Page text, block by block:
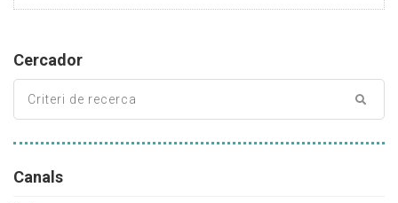
Cercador
Canals